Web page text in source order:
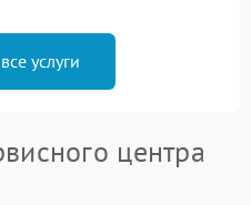
услуги
центра